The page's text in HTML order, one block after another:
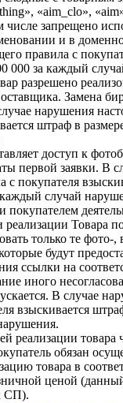
«aim_clo»,
числе запрещено
и в
правила с
000 за каждый
разрешено
Замена
нарушения
штраф в
доступ к
первой заявки. В
с покупателя
каждый случай
покупателем
Товара
только те фото-
будут
ссылки на
иного
В случае
взыскивается
реализации товара
обязан
товара в
ценой
СП).